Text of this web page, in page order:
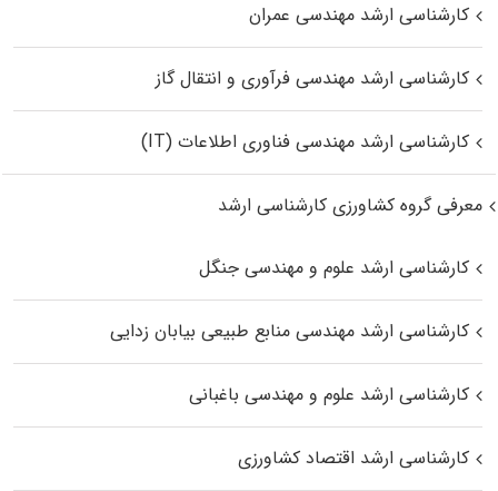
کارشناسی ارشد مهندسی عمران
کارشناسی ارشد مهندسی فرآوری و انتقال گاز
کارشناسی ارشد مهندسی فناوری اطلاعات (IT)
معرفی گروه کشاورزی کارشناسی ارشد
کارشناسی ارشد علوم و مهندسی جنگل
کارشناسی ارشد مهندسی منابع طبیعی بیابان زدایی
کارشناسی ارشد علوم و مهندسی باغبانی
کارشناسی ارشد اقتصاد کشاورزی